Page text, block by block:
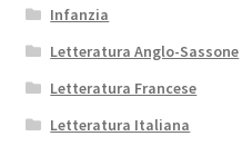
Infanzia
Letteratura Anglo-Sassone
Letteratura Francese
Letteratura Italiana